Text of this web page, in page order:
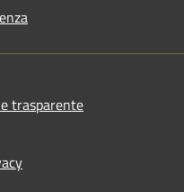
trasparente